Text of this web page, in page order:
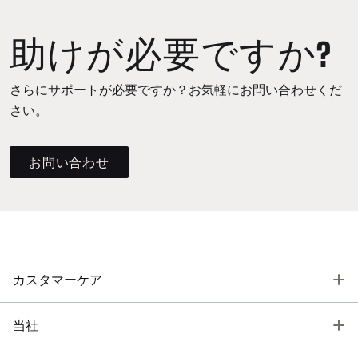
助けが必要ですか?
さらにサポートが必要ですか？お気軽にお問い合わせくだ
さい。
お問い合わせ
カスタマーケア
当社